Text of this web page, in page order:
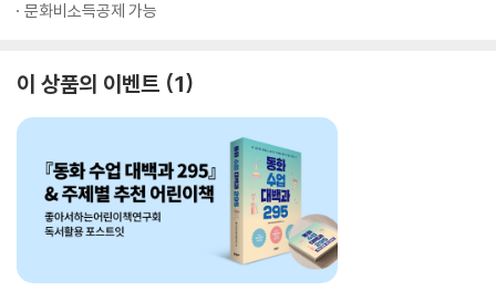
문화비소득공제 가능
이 상품의 이벤트 1